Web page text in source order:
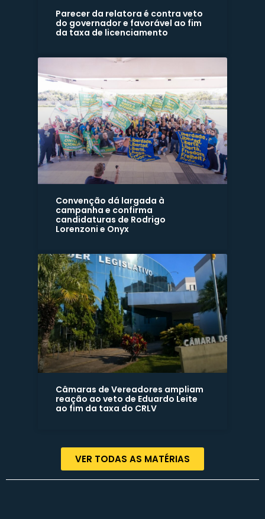
Parecer da relatora é contra veto
do governador e favorável ao fim
da taxa de licenciamento
Convenção dá largada à
campanha e confirma
candidaturas de Rodrigo
Lorenzoni e Onyx
Câmaras de Vereadores ampliam
reação ao veto de Eduardo Leite
ao fim da taxa do CRLV
VER TODAS AS MATÉRIAS